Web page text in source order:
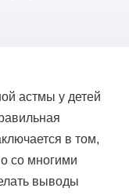
астмы у детей
в том,
со многими
выводы